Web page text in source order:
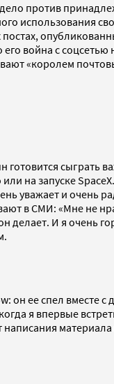
дело против
использования
война с
«королем
готовится сыграть
на запуске
уважает и очень
в СМИ: «Мне не
И я очень
ее спел вместе
я впервые